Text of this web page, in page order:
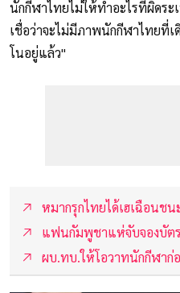
นักกีฬาไทยไม่ให้ทำอะไรที่ผิดร
เชื่อว่าจะไม่มีภาพนักกีฬาไทยที่
โนอยู่แล้ว"
หมากรุกไทยได้เฮเฉือนช
แฟนกัมพูชาแห่จับจองบัต
ผบ.ทบ.ให้โอวาทนักกีฬาก่